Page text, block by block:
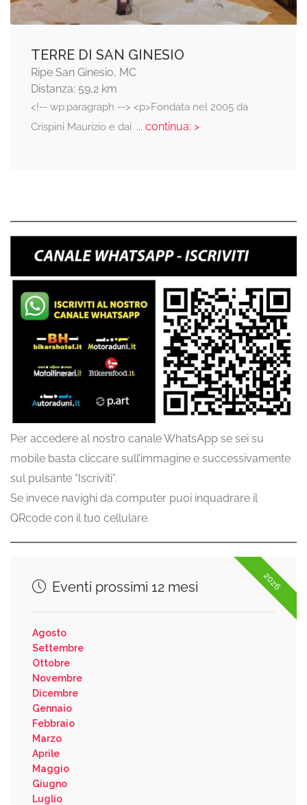
TERRE DI SAN GINESIO
Ripe San Ginesio, MC
Distanza: 59,2 km
<!-- wp:paragraph --> <p>Fondata nel 2005 da
Crispini Maurizio e dai ... continua: >
Per accedere al nostro canale WhatsApp se sei su
mobile basta cliccare sull’immagine e successivamente
sul pulsante “Iscriviti”.
Se invece navighi da computer puoi inquadrare il
QRcode con il tuo cellulare.
2026
Eventi prossimi 12 mesi
Agosto
Settembre
Ottobre
Novembre
Dicembre
Gennaio
Febbraio
Marzo
Aprile
Maggio
Giugno
Luglio